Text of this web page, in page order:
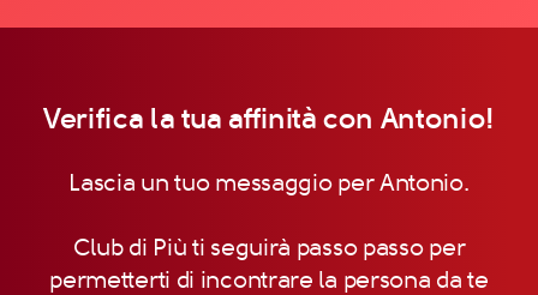
Verifica la tua affinità con Antonio!
Lascia un tuo messaggio per Antonio.
Club di Più ti seguirà passo passo per
permetterti di incontrare la persona da te